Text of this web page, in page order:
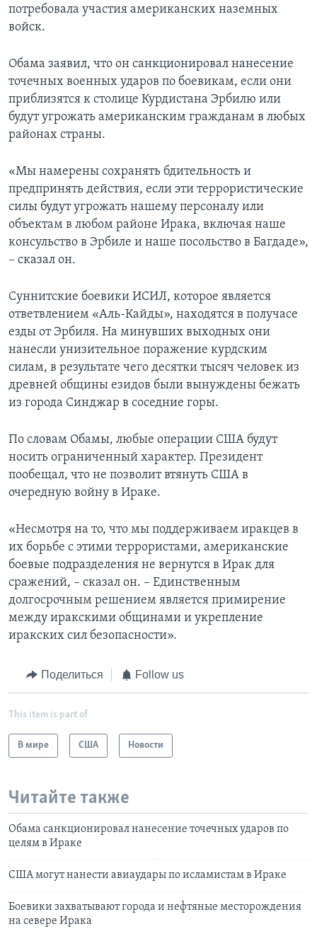
потребовала участия американских наземных
войск.
Обама заявил, что он санкционировал нанесение
точечных военных ударов по боевикам, если они
приблизятся к столице Курдистана Эрбилю или
будут угрожать американским гражданам в любых
районах страны.
«Мы намерены сохранять бдительность и
предпринять действия, если эти террористические
силы будут угрожать нашему персоналу или
объектам в любом районе Ирака, включая наше
консульство в Эрбиле и наше посольство в Багдаде»,
– сказал он.
Суннитские боевики ИСИЛ, которое является
ответвлением «Аль-Кайды», находятся в получасе
езды от Эрбиля. На минувших выходных они
нанесли унизительное поражение курдским
силам, в результате чего десятки тысяч человек из
древней общины езидов были вынуждены бежать
из города Синджар в соседние горы.
По словам Обамы, любые операции США будут
носить ограниченный характер. Президент
пообещал, что не позволит втянуть США в
очередную войну в Ираке.
«Несмотря на то, что мы поддерживаем иракцев в
их борьбе с этими террористами, американские
боевые подразделения не вернутся в Ирак для
сражений, – сказал он. – Единственным
долгосрочным решением является примирение
между иракскими общинами и укрепление
иракских сил безопасности».
Поделиться Follow us
This item is part of
В мире США Новости
Читайте также
Обама санкционировал нанесение точечных ударов по
целям в Ираке
США могут нанести авиаудары по исламистам в Ираке
Боевики захватывают города и нефтяные месторождения
на севере Ирака